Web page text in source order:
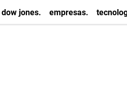
dow jones. empresas.